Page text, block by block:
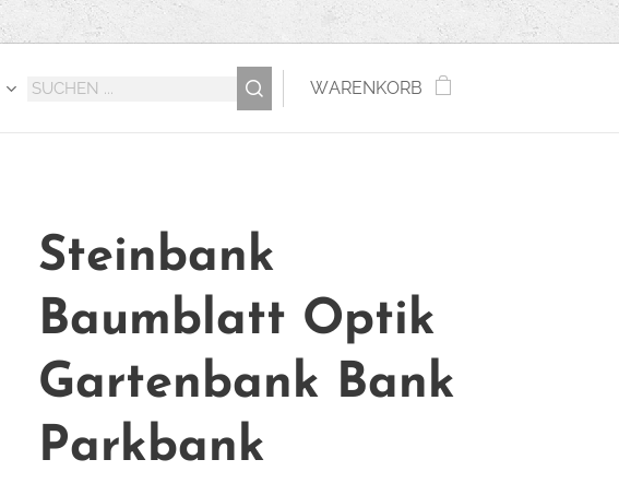
WARENKORB
Steinbank
Baumblatt Optik
Gartenbank Bank
Parkbank